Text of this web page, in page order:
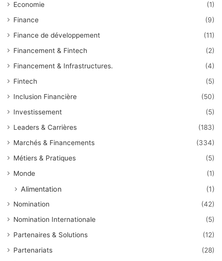
Economie
(1)
Finance
(9)
Finance de développement
(11)
Financement & Fintech
(2)
Financement & Infrastructures.
(4)
Fintech
(5)
Inclusion Financière
(50)
Investissement
(5)
Leaders & Carrières
(183)
Marchés & Financements
(334)
Métiers & Pratiques
(5)
Monde
(1)
Alimentation (1)
Nomination
(42)
Nomination Internationale
(5)
Partenaires & Solutions
(12)
Partenariats
(28)